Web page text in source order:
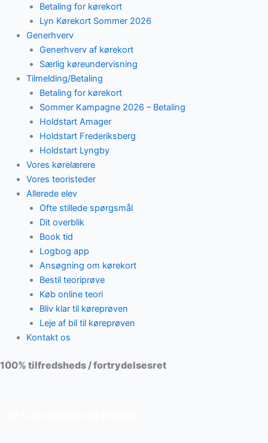
Betaling for kørekort
Lyn Kørekort Sommer 2026
Generhverv
Generhverv af kørekort
Særlig køreundervisning
Tilmelding/Betaling
Betaling for kørekort
Sommer Kampagne 2026 – Betaling
Holdstart Amager
Holdstart Frederiksberg
Holdstart Lyngby
Vores kørelærere
Vores teoristeder
Allerede elev
Ofte stillede spørgsmål
Dit overblik
Book tid
Logbog app
Ansøgning om kørekort
Bestil teoriprøve
Køb online teori
Bliv klar til køreprøven
Leje af bil til køreprøven
Kontakt os
100% tilfredsheds / fortrydelsesret